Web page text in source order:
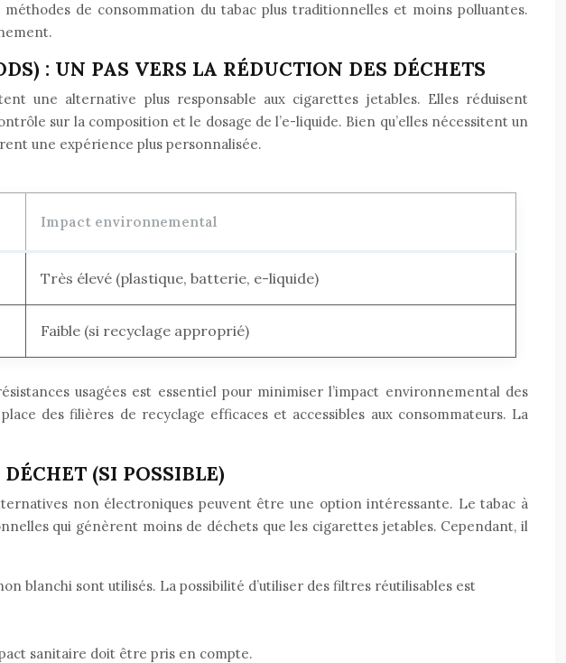
de consommation du tabac plus traditionnelles et moins polluantes.
: UN PAS VERS LA RÉDUCTION DES DÉCHETS
une alternative plus responsable aux cigarettes jetables. Elles réduisent
sur la composition et le dosage de l’e-liquide. Bien qu’elles nécessitent un
une expérience plus personnalisée.
Impact environnemental
Très élevé (plastique, batterie, e-liquide)
Faible (si recyclage approprié)
usagées est essentiel pour minimiser l’impact environnemental des
des filières de recyclage efficaces et accessibles aux consommateurs. La
(SI POSSIBLE)
non électroniques peuvent être une option intéressante. Le tabac à
qui génèrent moins de déchets que les cigarettes jetables. Cependant, il
blanchi sont utilisés. La possibilité d’utiliser des filtres réutilisables est
sanitaire doit être pris en compte.